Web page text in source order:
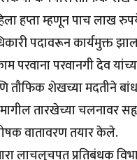
हप्ता म्हणून पाच लाख
पदावरून कार्यमुक्त
परवाना परवानगी देव
तौफिक शेखच्या मदतीने
तारखेच्या चलनावर
वातावरण तयार केले.
लाचलुचपत प्रतिबंधक